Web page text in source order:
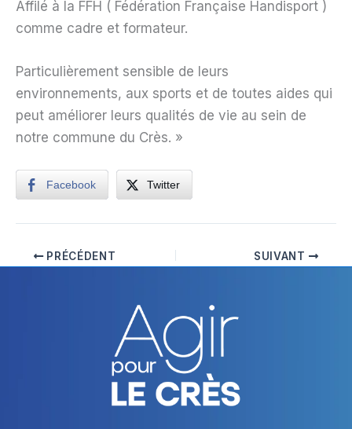
Affilé à la FFH ( Fédération Française Handisport )
comme cadre et formateur.
Particulièrement sensible de leurs
environnements, aux sports et de toutes aides qui
peut améliorer leurs qualités de vie au sein de
notre commune du Crès. »
Facebook Twitter
PRÉCÉDENT SUIVANT